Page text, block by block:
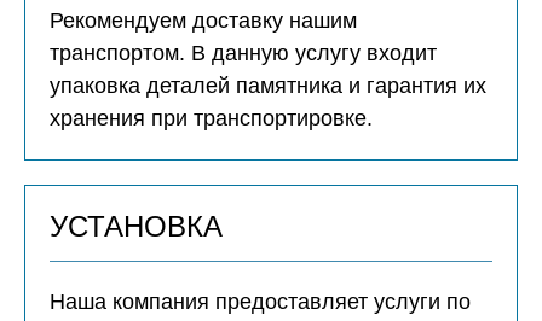
Рекомендуем доставку нашим
транспортом. В данную услугу входит
упаковка деталей памятника и гарантия их
хранения при транспортировке.
УСТАНОВКА
Наша компания предоставляет услуги по